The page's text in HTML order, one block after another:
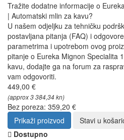
Tražite dodatne informacije o
| Automatski mlin za kavu?
U našem odjeljku za tehničku
postavljana pitanja (FAQ) i
parametrima i upotrebom ovog
pitanje o Eureka Mignon Specialita
kavu, dodajte ga na forum za
vam odgovoriti.
449,00 €
(approx 3 384,34 kn)
Bez poreza: 359,20 €
Prikaži proizvod
Stavi u
Dostupno